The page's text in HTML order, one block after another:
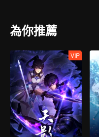
為你推薦
VIP